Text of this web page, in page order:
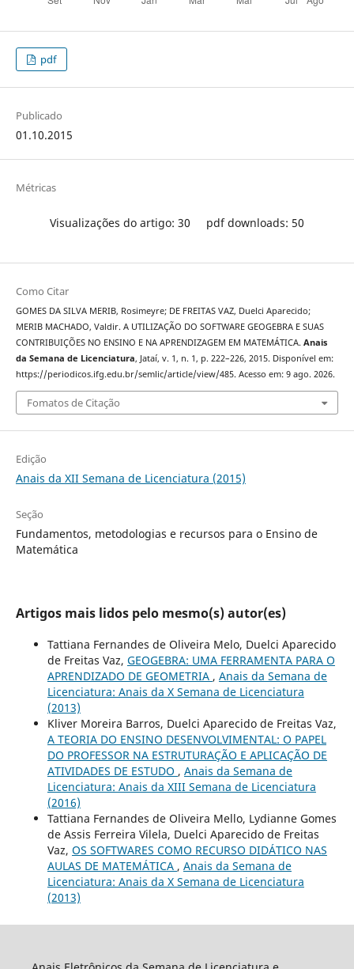
pdf
Publicado
01.10.2015
Métricas
Visualizações do artigo: 30 pdf downloads: 50
Como Citar
GOMES DA SILVA MERIB, Rosimeyre; DE FREITAS VAZ, Duelci Aparecido;
MERIB MACHADO, Valdir. A UTILIZAÇÃO DO SOFTWARE GEOGEBRA E SUAS
CONTRIBUIÇÕES NO ENSINO E NA APRENDIZAGEM EM MATEMÁTICA. Anais
da Semana de Licenciatura, Jataí, v. 1, n. 1, p. 222–226, 2015. Disponível em:
https://periodicos.ifg.edu.br/semlic/article/view/485. Acesso em: 9 ago. 2026.
Fomatos de Citação
Edição
Anais da XII Semana de Licenciatura (2015)
Seção
Fundamentos, metodologias e recursos para o Ensino de
Matemática
Artigos mais lidos pelo mesmo(s) autor(es)
Tattiana Fernandes de Oliveira Melo, Duelci Aparecido
de Freitas Vaz, GEOGEBRA: UMA FERRAMENTA PARA O
APRENDIZADO DE GEOMETRIA , Anais da Semana de
Licenciatura: Anais da X Semana de Licenciatura
(2013)
Kliver Moreira Barros, Duelci Aparecido de Freitas Vaz,
A TEORIA DO ENSINO DESENVOLVIMENTAL: O PAPEL
DO PROFESSOR NA ESTRUTURAÇÃO E APLICAÇÃO DE
ATIVIDADES DE ESTUDO , Anais da Semana de
Licenciatura: Anais da XIII Semana de Licenciatura
(2016)
Tattiana Fernandes de Oliveira Mello, Lydianne Gomes
de Assis Ferreira Vilela, Duelci Aparecido de Freitas
Vaz, OS SOFTWARES COMO RECURSO DIDÁTICO NAS
AULAS DE MATEMÁTICA , Anais da Semana de
Licenciatura: Anais da X Semana de Licenciatura
(2013)